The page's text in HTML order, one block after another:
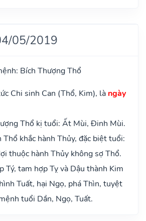
05/2019
Bích Thượng Thổ
Chi sinh Can (Thổ, Kim), là ngày
Thổ kị tuổi: Ất Mùi, Đinh Mùi.
Thổ khắc hành Thủy, đặc biệt tuổi:
thuộc hành Thủy không sợ Thổ.
Tý, tam hợp Tỵ và Dậu thành Kim
Tuất, hại Ngọ, phá Thìn, tuyệt
tuổi Dần, Ngọ, Tuất.